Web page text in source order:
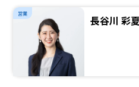
営業 長谷川 彩夏